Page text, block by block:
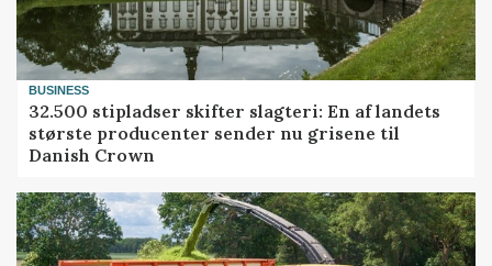
BUSINESS
32.500 stipladser skifter slagteri: En af landets
største producenter sender nu grisene til
Danish Crown